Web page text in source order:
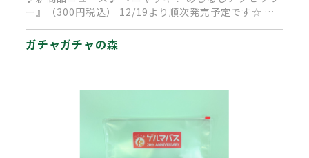
ー』（300円税込） 12/19より順次発売予定です☆ ニ
ガチャガチャの森